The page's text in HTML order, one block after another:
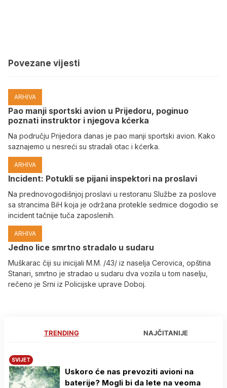
Povezane vijesti
ARHIVA
Pao manji sportski avion u Prijedoru, poginuo
poznati instruktor i njegova kćerka
Na području Prijedora danas je pao manji sportski avion. Kako
saznajemo u nesreći su stradali otac i kćerka.
ARHIVA
Incident: Potukli se pijani inspektori na proslavi
Na prednovogodišnjoj proslavi u restoranu Službe za poslove
sa strancima BiH koja je održana protekle sedmice dogodio se
incident tačnije tuča zaposlenih.
ARHIVA
Јedno lice smrtno stradalo u sudaru
Muškarac čiji su inicijali M.M. /43/ iz naselja Cerovica, opština
Stanari, smrtno je stradao u sudaru dva vozila u tom naselju,
rečeno je Srni iz Policijske uprave Doboj.
TRENDING NAJČITANIJE
SVIJET
Uskoro će nas prevoziti avioni na
baterije? Mogli bi da lete na veoma